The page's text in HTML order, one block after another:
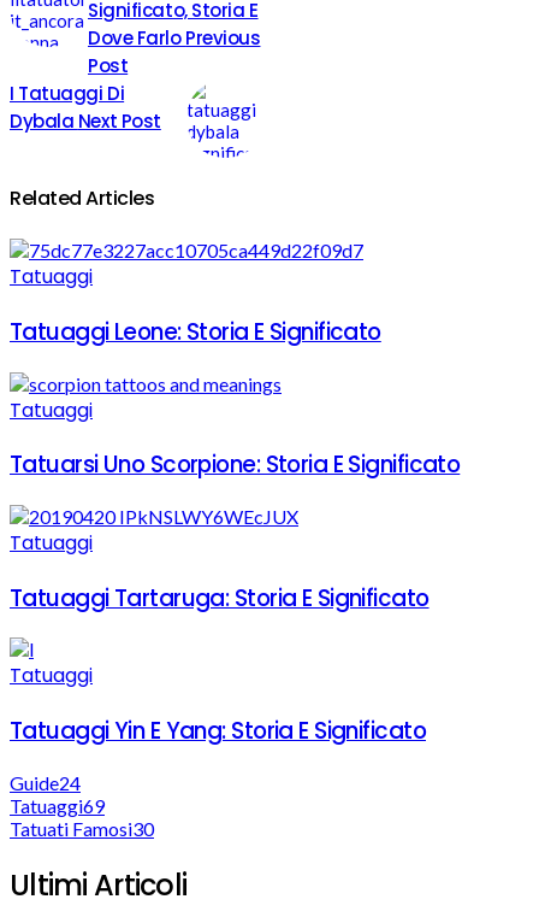
Significato, Storia E
Dove FarloPrevious
Post
I Tatuaggi Di
Dybala Next Post
Related Articles
Tatuaggi
Tatuaggi Leone: Storia E Significato
Tatuaggi
Tatuarsi Uno Scorpione: Storia E Significato
Tatuaggi
Tatuaggi Tartaruga: Storia E Significato
Tatuaggi
Tatuaggi Yin E Yang: Storia E Significato
Guide24
Tatuaggi69
Tatuati Famosi30
Ultimi Articoli